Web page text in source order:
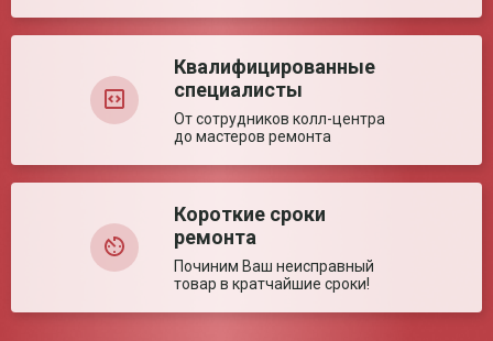
Квалифицированные
специалисты
От сотрудников колл-центра
до мастеров ремонта
Короткие сроки
ремонта
Починим Ваш неисправный
товар в кратчайшие сроки!